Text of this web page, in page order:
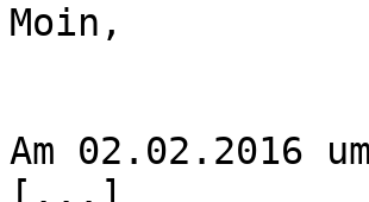
Moin,
Am 02.02.2016